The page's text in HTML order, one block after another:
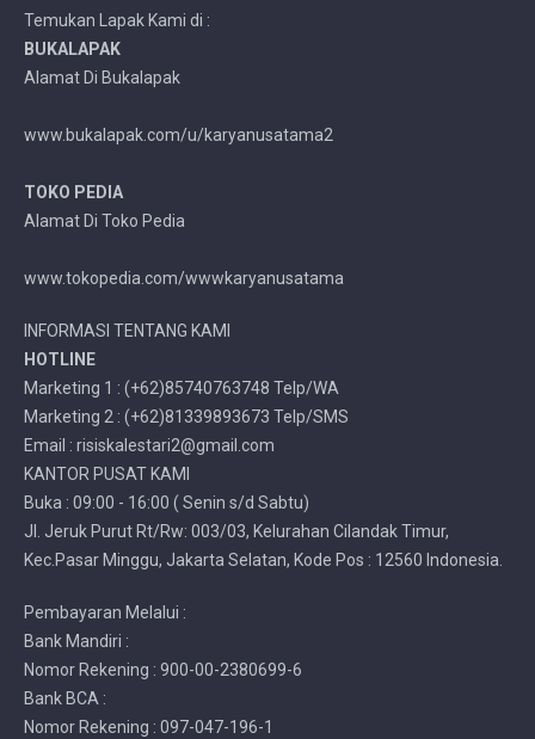
Temukan Lapak Kami di :
BUKALAPAK
Alamat Di Bukalapak
www.bukalapak.com/u/karyanusatama2
TOKO PEDIA
Alamat Di Toko Pedia
www.tokopedia.com/wwwkaryanusatama
INFORMASI TENTANG KAMI
HOTLINE
Marketing 1 : (+62)85740763748 Telp/WA
Marketing 2 : (+62)81339893673 Telp/SMS
Email : risiskalestari2@gmail.com
KANTOR PUSAT KAMI
Buka : 09:00 - 16:00 ( Senin s/d Sabtu)
Jl. Jeruk Purut Rt/Rw: 003/03, Kelurahan Cilandak Timur,
Kec.Pasar Minggu, Jakarta Selatan, Kode Pos : 12560 Indonesia.
Pembayaran Melalui :
Bank Mandiri :
Nomor Rekening : 900-00-2380699-6
Bank BCA :
Nomor Rekening : 097-047-196-1